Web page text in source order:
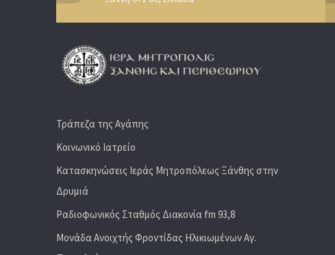
Τράπεζα της Αγάπης
Κοινωνικό Ιατρείο
Κατασκηνώσεις Ιεράς Μητροπόλεως Ξάνθης στην
Δρυμιά
Ραδιoφωνικός Σταθμός Διακονία fm 93,8
Μονάδα Ανοιχτής Φροντίδας Ηλικιωμένων Αγ.